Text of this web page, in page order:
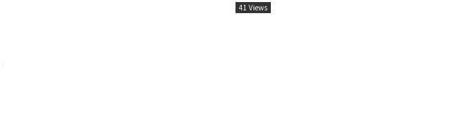
41 Views